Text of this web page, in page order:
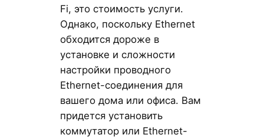
Fi, это стоимость услуги.
Однако, поскольку Ethernet
обходится дороже в
установке и сложности
настройки проводного
Ethernet-соединения для
вашего дома или офиса. Вам
придется установить
коммутатор или Ethernet-